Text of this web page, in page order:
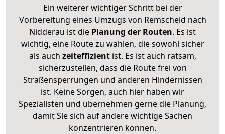
Ein weiterer wichtiger Schritt bei der
Vorbereitung eines Umzugs von Remscheid nach
Nidderau ist die Planung der Routen. Es ist
wichtig, eine Route zu wählen, die sowohl sicher
als auch zeiteffizientist. Es ist auch ratsam,
sicherzustellen, dass die Route frei von
Straßensperrungen und anderen Hindernissen
ist. Keine Sorgen, auch hier haben wir
Spezialisten und übernehmen gerne die Planung,
damit Sie sich auf andere wichtige Sachen
konzentrieren können.